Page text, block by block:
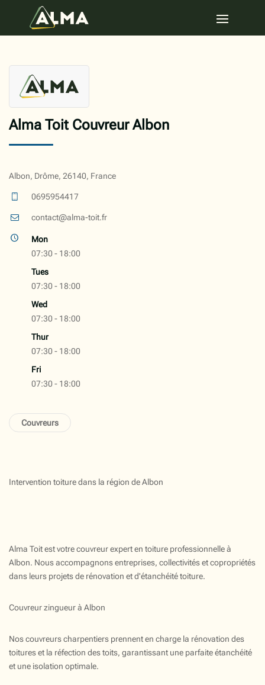
Alma Toit Couvreur Albon
Albon, Drôme, 26140, France
0695954417
contact@alma-toit.fr
Mon
07:30 - 18:00
Tues
07:30 - 18:00
Wed
07:30 - 18:00
Thur
07:30 - 18:00
Fri
07:30 - 18:00
Couvreurs
Intervention toiture dans la région de Albon
Alma Toit est votre couvreur expert en toiture professionnelle à
Albon. Nous accompagnons entreprises, collectivités et copropriétés
dans leurs projets de rénovation et d'étanchéité toiture.
Couvreur zingueur à Albon
Nos couvreurs charpentiers prennent en charge la rénovation des
toitures et la réfection des toits, garantissant une parfaite étanchéité
et une isolation optimale.